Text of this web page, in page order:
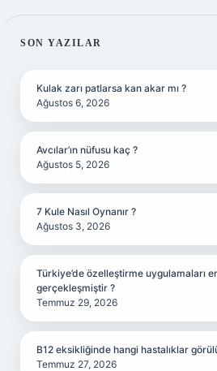
SIDEBAR
SON YAZILAR
Kulak zarı patlarsa kan akar mı ?
Ağustos 6, 2026
Avcılar’ın nüfusu kaç ?
Ağustos 5, 2026
7 Kule Nasıl Oynanır ?
Ağustos 3, 2026
Türkiye’de özelleştirme uygulamaları
gerçekleşmiştir ?
Temmuz 29, 2026
B12 eksikliğinde hangi hastalıklar
Temmuz 27, 2026